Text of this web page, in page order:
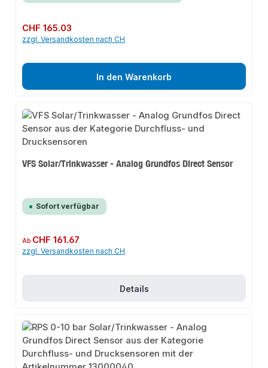
Regulärer Preis:
CHF 165.03
zzgl. Versandkosten nach CH
In den Warenkorb
VFS Solar/Trinkwasser - Analog Grundfos Direct Sensor
Sofort verfügbar
Regulärer Preis:
Ab CHF 161.67
zzgl. Versandkosten nach CH
Details